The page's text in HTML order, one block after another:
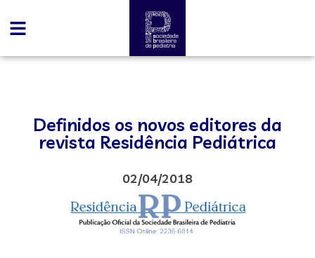
Definidos os novos editores da
revista Residência Pediátrica
02/04/2018